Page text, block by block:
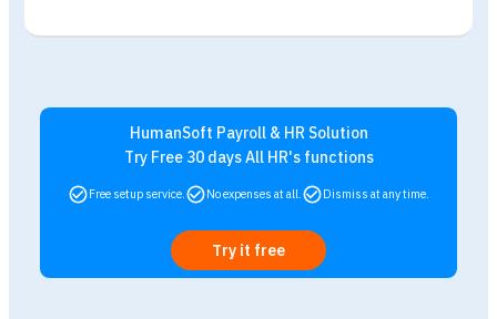
การจัดการโครงสร้างและระบบ (Techno-structure)
การบริหารทรัพยากรมนุษย์(Human resource
การจัดการเชิงกลยุทธ์ (Strategic management)
สรุป HROD คืออะไร สำคัญกับองค์กร